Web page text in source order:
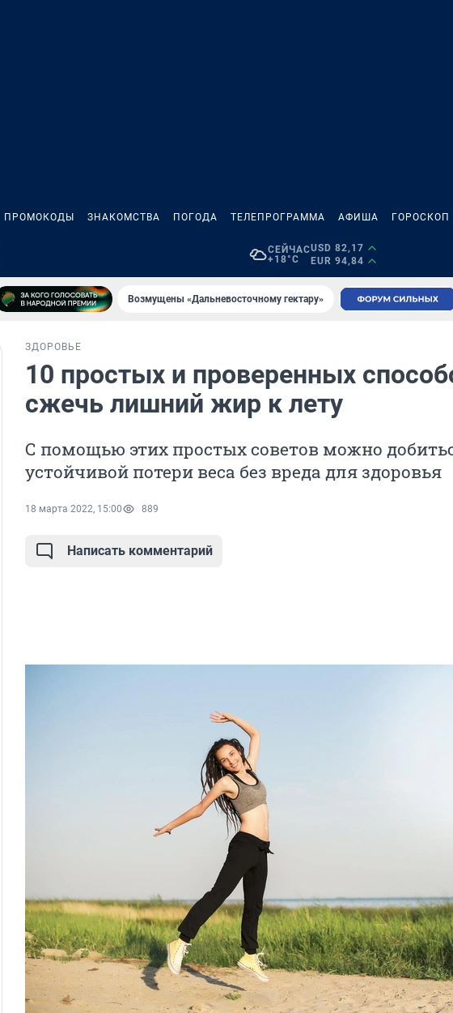
ПРОМОКОДЫ ЗНАКОМСТВА ПОГОДА ТЕЛЕПРОГРАММА АФИША ГОРОСКОП
СЕЙЧАС
+18°C
USD 82,17
EUR 94,84
Возмущены «Дальневосточному гектару»
ЗДОРОВЬЕ
10 простых и проверенных
сжечь лишний жир к лету
С помощью этих простых советов можно
устойчивой потери веса без вреда для здоровья
18 марта 2022, 15:00 889
Написать комментарий